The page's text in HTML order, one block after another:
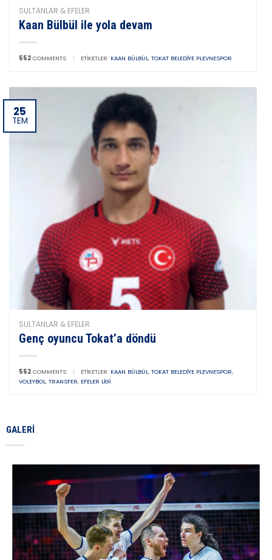
SULTANLAR & EFELER
Kaan Bülbül ile yola devam
552 COMMENTS | ETIKETLER: KAAN BÜLBÜL, TOKAT BELEDIYE PLEVNESPOR
25
TEM
SULTANLAR & EFELER
Genç oyuncu Tokat’a döndü
552 COMMENTS | ETIKETLER: KAAN BÜLBÜL, TOKAT BELEDIYE PLEVNESPOR,
VOLEYBOL, TRANSFER, EFELER LIGI
GALERI